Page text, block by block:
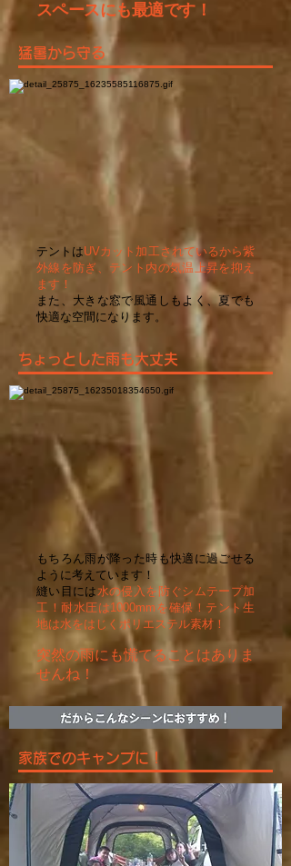
スペースにも最適です！
猛暑から守る
テントはUVカット加工されているから紫
外線を防ぎ、テント内の気温上昇を抑え
ます！
また、大きな窓で風通しもよく、夏でも
快適な空間になります。
ちょっとした雨も大丈夫
もちろん雨が降った時も快適に過ごせる
ように考えています！
縫い目には水の侵入を防ぐシムテープ加
工！耐水圧は1000mmを確保！テント生
地は水をはじくポリエステル素材！
突然の雨にも慌てることはありま
せんね！
家族でのキャンプに！